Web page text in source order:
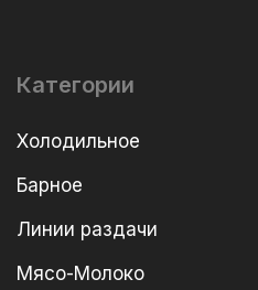
Категории
Холодильное
Барное
Линии раздачи
Мясо-Молоко